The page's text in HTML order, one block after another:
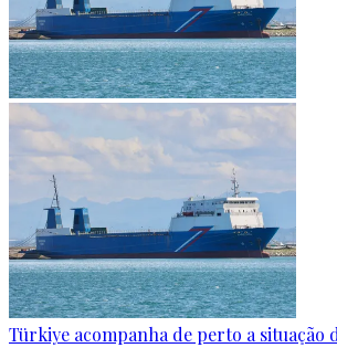
Türkiye acompanha de perto a situação